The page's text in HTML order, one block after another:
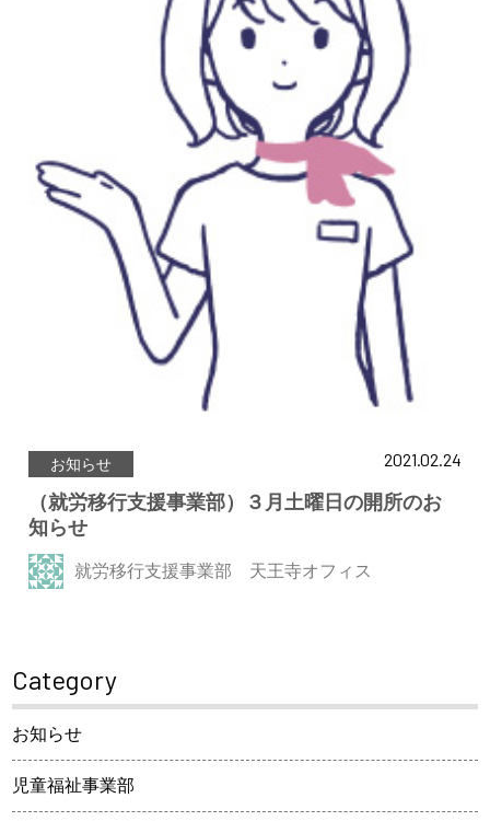
Category
お知らせ
児童福祉事業部
お知らせ 2021.02.24
（就労移行支援事業部）３月土曜日の開所のお
知らせ
就労移行支援事業部 天王寺オフィス